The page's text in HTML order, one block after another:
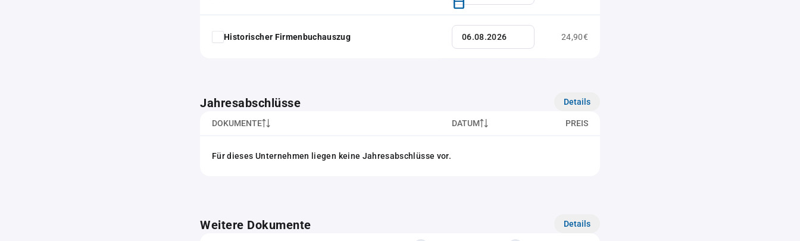
Historischer Firmenbuchauszug 24,90€
Jahresabschlüsse Details
DOKUMENTE DATUM PREIS
Für dieses Unternehmen liegen keine Jahresabschlüsse vor.
Weitere Dokumente Details